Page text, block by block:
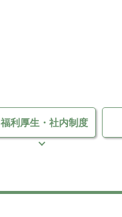
福利厚生・ 社内制度